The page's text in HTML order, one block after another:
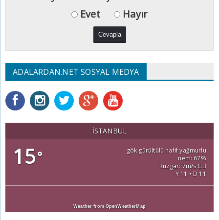
Evet Hayır
ADALARDAN.NET SOSYAL MEDYA
İSTANBUL
15°
gök gürültülü hafif yağmurlu
nem: 67%
Rüzgar: 7m/s GB
Y 11 • D 11
Weather from OpenWeatherMap